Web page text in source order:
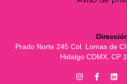
Prado Norte 245 Col. Lomas de
Hidalgo CDMX, CP